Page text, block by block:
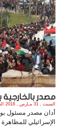
مصدر
السبت , 31 مـارس , 2018 الساعة 5:23:58 PM
أدان مصدر مسئول
الإسرائيلي